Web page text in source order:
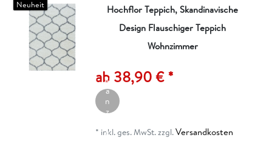
Neuheit
Hochflor Teppich, Skandinavische
Design Flauschiger Teppich
Wohnzimmer
ab 38,90 € *
ik
el
a
n
z
g
* inkl. ges. MwSt.zzgl.Versandkosten